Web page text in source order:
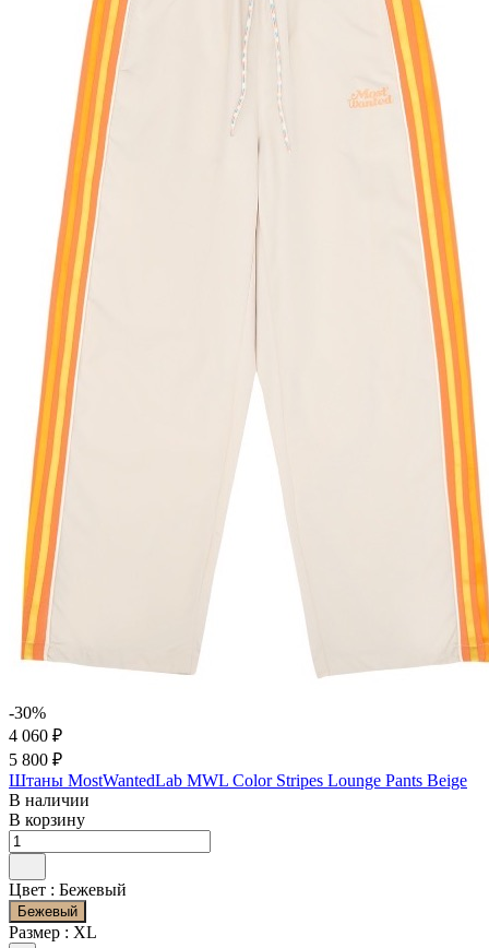
-30%
4 060 ₽
5 800 ₽
Штаны MostWantedLab MWL Color Stripes Lounge Pants Beige
В наличии
В корзину
Цвет : Бежевый
Бежевый
Размер : XL